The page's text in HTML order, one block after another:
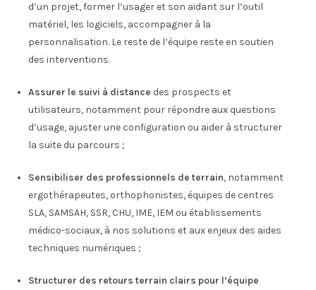
d’un projet, former l’usager et son aidant sur l’outil
matériel, les logiciels, accompagner à la
personnalisation. Le reste de l’équipe reste en soutien
des interventions.
Assurer le suivi à distance des prospects et
utilisateurs, notamment pour répondre aux questions
d’usage, ajuster une configuration ou aider à structurer
la suite du parcours ;
Sensibiliser des professionnels de terrain, notamment
ergothérapeutes, orthophonistes, équipes de centres
SLA, SAMSAH, SSR, CHU, IME, IEM ou établissements
médico-sociaux, à nos solutions et aux enjeux des aides
techniques numériques ;
Structurer des retours terrain clairs pour l’équipe